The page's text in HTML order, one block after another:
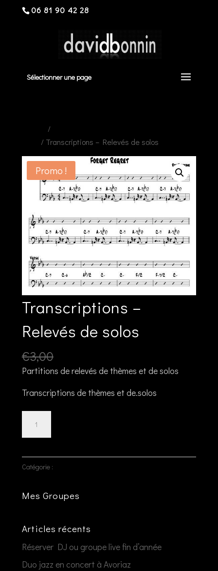
06 81 90 42 28
Sélectionner une page
/
/ Transcriptions – Relevés de solos
Promo !
Transcriptions –
Relevés de solos
€3,00
prix
était :
prix
est :
Partitions de relevés de thèmes et de solos
Transcriptions de thèmes et de.solos
-
Relevés
solos
Catégorie :
Mes Groupes
Articles récents
Réserver DJ ou groupe live fin d’année
Duo jazz en concert à Avoriaz